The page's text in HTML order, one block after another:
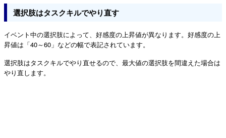
選択肢はタスクキルでやり直す
イベント中の選択肢によって、好感度の上昇値が異なります。好感度の上
昇値は「40～60」などの幅で表記されています。
選択肢はタスクキルでやり直せるので、最大値の選択肢を間違えた場合は
やり直します。